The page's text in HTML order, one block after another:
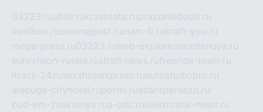
03223.ruufille.rukrasotata.ruprazdnikdushi.ru
veetbox.rucinemapost.ruciam-fr.rukraft-you.ru
mega-press.ru03223.ruweb-explore.ru rastenuya.ru
eurovision-russia.rustrah-news.rufreeride-team.ru
itrack-24.rusexshopexpress.ruautostudiopro.ru
alabuga-cityhotel.rupornv.ruatlantpereezd.ru
bud-em-znakomye.rua-cdc.ruelektrostal-news.ru